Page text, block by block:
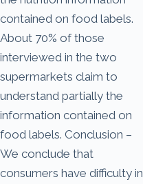
contained on food labels.
About 70% of those
interviewed in the two
supermarkets claim to
understand partially the
information contained on
food labels. Conclusion –
We conclude that
consumers have difficulty in